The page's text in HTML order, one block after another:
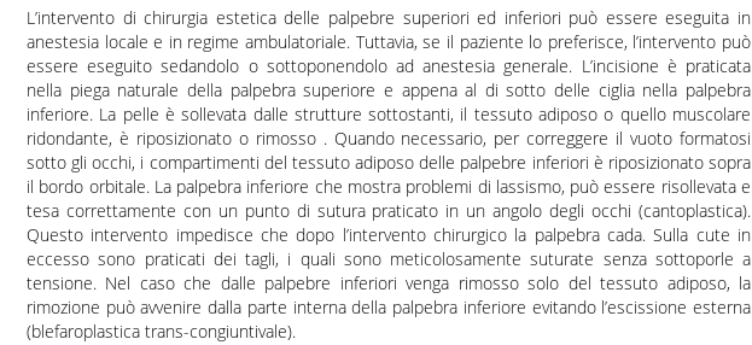
L’intervento di chirurgia estetica delle palpebre superiori ed inferiori può essere eseguita in
anestesia locale e in regime ambulatoriale. Tuttavia, se il paziente lo preferisce, l’intervento può
essere eseguito sedandolo o sottoponendolo ad anestesia generale. L’incisione è praticata
nella piega naturale della palpebra superiore e appena al di sotto delle ciglia nella palpebra
inferiore. La pelle è sollevata dalle strutture sottostanti, il tessuto adiposo o quello muscolare
ridondante, è riposizionato o rimosso . Quando necessario, per correggere il vuoto formatosi
sotto gli occhi, i compartimenti del tessuto adiposo delle palpebre inferiori è riposizionato sopra
il bordo orbitale. La palpebra inferiore che mostra problemi di lassismo, può essere risollevata e
tesa correttamente con un punto di sutura praticato in un angolo degli occhi (cantoplastica).
Questo intervento impedisce che dopo l’intervento chirurgico la palpebra cada. Sulla cute in
eccesso sono praticati dei tagli, i quali sono meticolosamente suturate senza sottoporle a
tensione. Nel caso che dalle palpebre inferiori venga rimosso solo del tessuto adiposo, la
rimozione può avvenire dalla parte interna della palpebra inferiore evitando l’escissione esterna
(blefaroplastica trans-congiuntivale).